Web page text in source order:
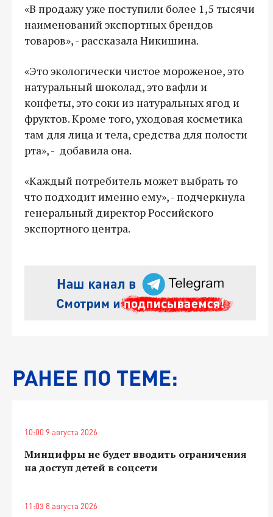
«В продажу уже поступили более 1,5 тысячи
наименований экспортных брендов
товаров», - рассказала Никишина.
«Это экологически чистое мороженое, это
натуральный шоколад, это вафли и
конфеты, это соки из натуральных ягод и
фруктов. Кроме того, уходовая косметика
там для лица и тела, средства для полости
рта», - добавила она.
«Каждый потребитель может выбрать то
что подходит именно ему», - подчеркнула
генеральный директор Российского
экспортного центра.
РАНЕЕ ПО ТЕМЕ:
10:00 9 августа 2026
Минцифры не будет вводить ограничения
на доступ детей в соцсети
11:03 8 августа 2026